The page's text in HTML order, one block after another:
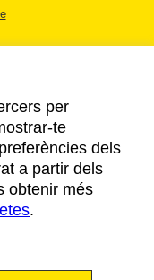
per
te
dels
a partir dels
obtenir més
.